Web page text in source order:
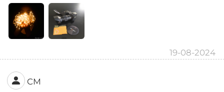
19-08-2024
CM